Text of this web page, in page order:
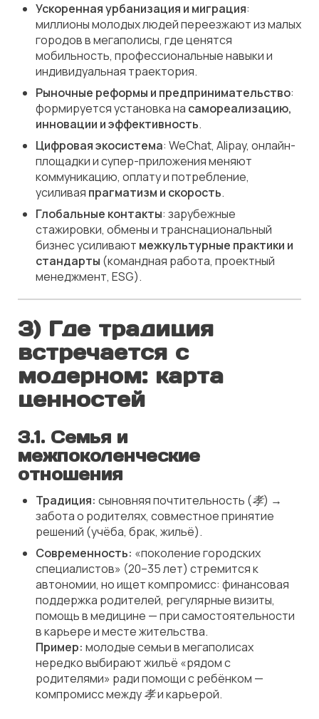
Ускоренная урбанизация и миграция:
миллионы молодых людей переезжают из малых
городов в мегаполисы, где ценятся
мобильность, профессиональные навыки и
индивидуальная траектория.
Рыночные реформы и предпринимательство:
формируется установка на самореализацию,
инновации и эффективность.
Цифровая экосистема: WeChat, Alipay, онлайн-
площадки и супер-приложения меняют
коммуникацию, оплату и потребление,
усиливая прагматизм и скорость.
Глобальные контакты: зарубежные
стажировки, обмены и транснациональный
бизнес усиливают межкультурные практики и
стандарты (командная работа, проектный
менеджмент, ESG).
3) Где традиция
встречается с
модерном: карта
ценностей
3.1. Семья и
межпоколенческие
отношения
Традиция: сыновняя почтительность (孝) →
забота о родителях, совместное принятие
решений (учёба, брак, жильё).
Современность: «поколение городских
специалистов» (20–35 лет) стремится к
автономии, но ищет компромисс: финансовая
поддержка родителей, регулярные визиты,
помощь в медицине — при самостоятельности
в карьере и месте жительства.
Пример: молодые семьи в мегаполисах
нередко выбирают жильё «рядом с
родителями» ради помощи с ребёнком —
компромисс между孝и карьерой.